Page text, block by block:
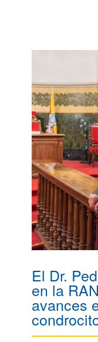
El Dr.
en la
avances